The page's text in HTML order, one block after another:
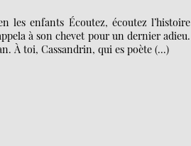
les enfants Écoutez, écoutez l’histoire
à son chevet pour un dernier adieu.
À toi, Cassandrin, qui es poète (…)